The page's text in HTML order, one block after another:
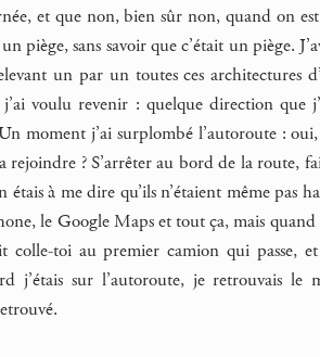
et que non, bien sûr non, quand on est
piège, sans savoir que c’était un piège.
un par un toutes ces architectures
voulu revenir : quelque direction que
moment j’ai surplombé l’autoroute :
? S’arrêter au bord de la route,
à me dire qu’ils n’étaient même pas
le Google Maps et tout ça, mais quand
toi au premier camion qui passe,
j’étais sur l’autoroute, je retrouvais